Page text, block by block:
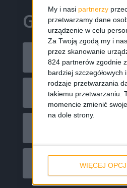
My i nasi partnerzy
przetwarzamy dane
urządzenie w celu
Za Twoją zgodą my i
przez skanowanie
824 partnerów zgodnie
bardziej
rodzaje przetwarzania
takiemu przetwarzaniu.
momencie zmienić
na dole strony.
WIĘCEJ
Gdzie nas
RSS
YouTube
Radio Public